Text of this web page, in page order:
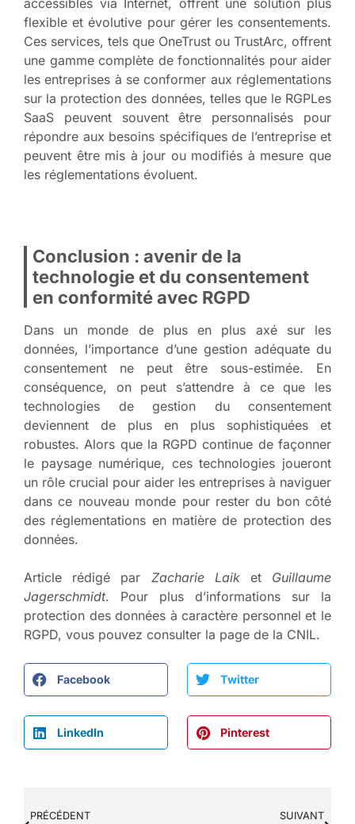
flexible et évolutive pour gérer les consentements.
Ces services, tels que OneTrust ou TrustArc, offrent
une gamme complète de fonctionnalités pour aider
les entreprises à se conformer aux réglementations
sur la protection des données, telles que le RGPLes
SaaS peuvent souvent être personnalisés pour
répondre aux besoins spécifiques de l’entreprise et
peuvent être mis à jour ou modifiés à mesure que
les réglementations évoluent.
Conclusion : avenir de la
technologie et du consentement
en conformité avec RGPD
Dans un monde de plus en plus axé sur les
données, l’importance d’une gestion adéquate du
consentement ne peut être sous-estimée. En
conséquence, on peut s’attendre à ce que les
technologies de gestion du consentement
deviennent de plus en plus sophistiquées et
robustes. Alors que la RGPD continue de façonner
le paysage numérique, ces technologies joueront
un rôle crucial pour aider les entreprises à naviguer
dans ce nouveau monde pour rester du bon côté
des réglementations en matière de protection des
données.
Article rédigé par Zacharie Laiket Guillaume
Jagerschmidt. Pour plus d’informations sur la
protection des données à caractère personnel et le
RGPD, vous pouvez consulter la page de la CNIL.
Facebook Twitter
LinkedIn Pinterest
PRÉCÉDENT SUIVANT